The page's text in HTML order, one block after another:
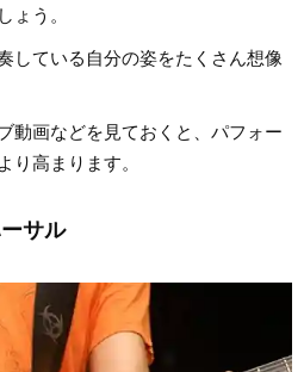
ょう。
している自分の姿をたくさん想像
動画などを見ておくと、パフォー
り高まります。
サル